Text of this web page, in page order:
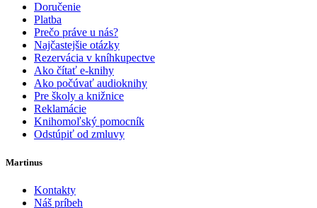
Doručenie
Platba
Prečo práve u nás?
Najčastejšie otázky
Rezervácia v kníhkupectve
Ako čítať e-knihy
Ako počúvať audioknihy
Pre školy a knižnice
Reklamácie
Knihomoľský pomocník
Odstúpiť od zmluvy
Martinus
Kontakty
Náš príbeh